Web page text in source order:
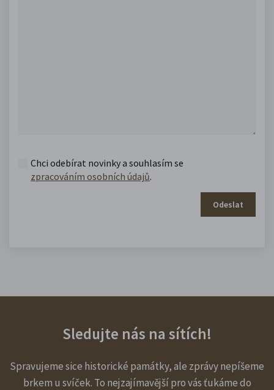
Chci odebírat novinky a souhlasím se
zpracováním osobních údajů.
Odeslat
Sledujte nás na sítích!
Spravujeme sice historické památky, ale zprávy nepíšeme
brkem u svíček. To nejzajímavější pro vás ťukáme do